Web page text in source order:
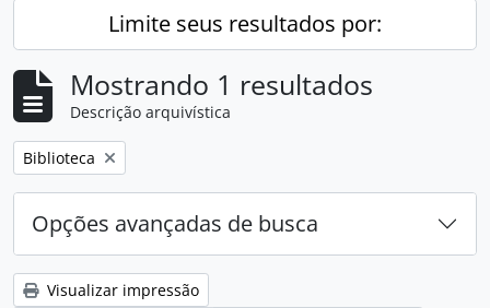
Limite seus resultados por:
Mostrando 1 resultados
Descrição arquivística
Remover filtro:
Biblioteca
Opções avançadas de busca
Visualizar impressão